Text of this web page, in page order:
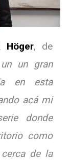
Höger, de
un gran
en esta
acá mi
donde
como
de la